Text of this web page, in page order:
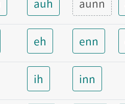
eh enn
ih inn